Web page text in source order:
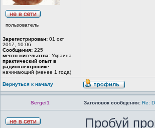
пользователь
Зарегистрирован: 01 окт
2017, 10:06
Сообщения: 225
место жительства: Украина
практический опыт в
радиоэлектронике:
начинающий (менее 1 года)
Вернуться к началу
Sergei1 Заголовок сообщения: Re:
Пробуй